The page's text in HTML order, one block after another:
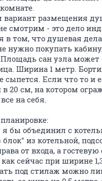
вариант размещения
смотрим - это дело
в том, что душевая
нужно покупать
Площадь сан узла
Ширина 1 метр.
сыпется. Если что то и
в 20 см, на котором
на себя.
я бы объединил с
блок" из котельной,
от входа, а
как сейчас при ширине
под стилаж можно